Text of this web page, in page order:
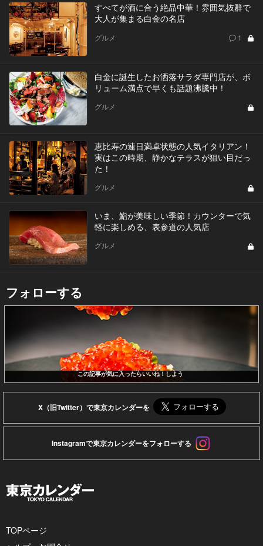
すべてが酒に合う絶品中華！雰囲気抜群で
大人が集まる白金の名店
グルメ 1
白金に誕生したお洒落サラダ専門店が、ボ
リューム満点で早くも話題沸騰中！
グルメ
恵比寿の連日満卓状態の人気イタリアン！
実はこの時期、静かなテラスが狙い目だっ
た！
グルメ
いま、鮨が美味しい季節！カウンターで気
軽に楽しめる、表参道の人気店
グルメ
フォローする
この記事が気に入ったらいいね！しよう
X（旧Twitter）で東京カレンダーを
Instagramで東京カレンダーをフォローする
TOPページ